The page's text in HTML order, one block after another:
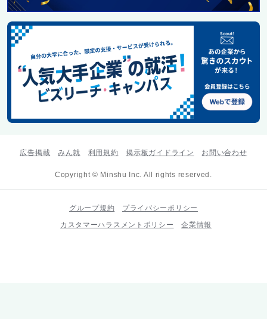
広告掲載 みん就 利用規約 掲示板ガイドライン お問い合わせ
Copyright © Minshu Inc. All rights reserved.
グループ規約
プライバシーポリシー
カスタマーハラスメントポリシー
企業情報